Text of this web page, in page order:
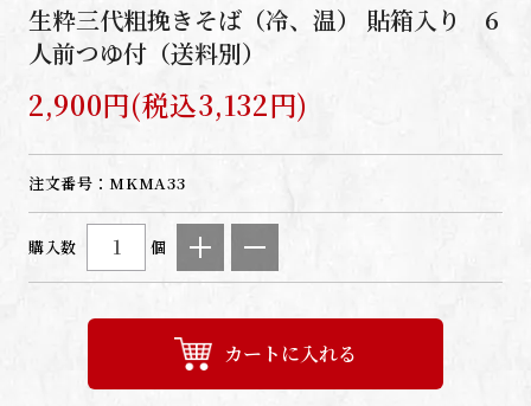
生粋三代粗挽きそば（冷、温） 貼箱入り 6
人前つゆ付（送料別）
2,900円(税込3,132円)
注文番号：MKMA33
購入数 個
カートに入れる